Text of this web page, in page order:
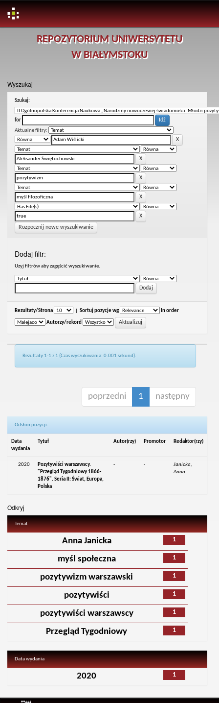
REPOZYTORIUM UNIWERSYTETU
W BIAŁYMSTOKU
Wyszukaj
Szukaj:
for
Aktualne filtry:
Rozpocznij nowe wyszukiwanie
Dodaj filtr:
Uzyj filtrów aby zagęścić wyszukiwanie.
Rezultaty/Strona Sortuj pozycje wg In order
Autorzy/rekord
Rezultaty 1-1 z 1 (Czas wyszukiwania: 0.001 sekund).
poprzedni 1 następny
Odsłon pozycji:
Data
wydania
Tytuł Autor(rzy) Promotor Redaktor(rzy)
2020
Pozytywiści warszawscy.
"Przegląd Tygodniowy 1866-
1876". Seria II: Świat, Europa,
Polska
- -
Janicka,
Anna
Odkryj
Temat
1
Anna Janicka
1
myśl społeczna
1
pozytywizm warszawski
1
pozytywiści
1
pozytywiści warszawscy
1
Przegląd Tygodniowy
Data wydania
1
2020